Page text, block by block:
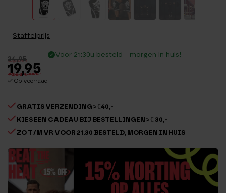
Staffelprijs
24,95
19,95
Op voorraad
Voor 21:30u besteld = morgen in huis!
GRATIS VERZENDING > €40,-
KIES EEN CADEAU BIJ BESTELLINGEN > € 30,-
ZO T/M VR VOOR 21.30 BESTELD, MORGEN IN HUIS